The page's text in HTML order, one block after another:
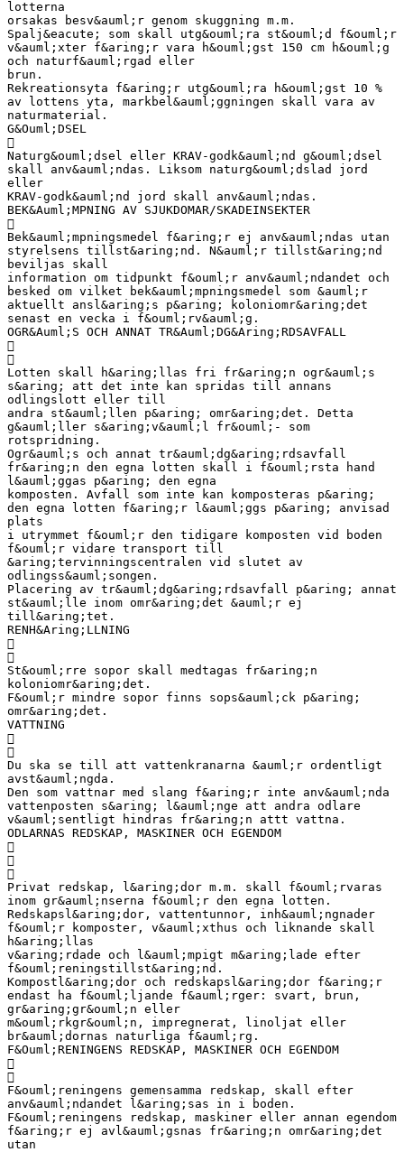
lotterna
orsakas besv&auml;r genom skuggning m.m.
Spalj&eacute; som skall utg&ouml;ra st&ouml;d f&ouml;r
v&auml;xter f&aring;r vara h&ouml;gst 150 cm h&ouml;g
och naturf&auml;rgad eller
brun.
Rekreationsyta f&aring;r utg&ouml;ra h&ouml;gst 10 %
av lottens yta, markbel&auml;ggningen skall vara av
naturmaterial.
G&Ouml;DSEL

Naturg&ouml;dsel eller KRAV-godk&auml;nd g&ouml;dsel
skall anv&auml;ndas. Liksom naturg&ouml;dslad jord
eller
KRAV-godk&auml;nd jord skall anv&auml;ndas.
BEK&Auml;MPNING AV SJUKDOMAR/SKADEINSEKTER

Bek&auml;mpningsmedel f&aring;r ej anv&auml;ndas utan
styrelsens tillst&aring;nd. N&auml;r tillst&aring;nd
beviljas skall
information om tidpunkt f&ouml;r anv&auml;ndandet och
besked om vilket bek&auml;mpningsmedel som &auml;r
aktuellt ansl&aring;s p&aring; koloniomr&aring;det
senast en vecka i f&ouml;rv&auml;g.
OGR&Auml;S OCH ANNAT TR&Auml;DG&Aring;RDSAVFALL


Lotten skall h&aring;llas fri fr&aring;n ogr&auml;s
s&aring; att det inte kan spridas till annans
odlingslott eller till
andra st&auml;llen p&aring; omr&aring;det. Detta
g&auml;ller s&aring;v&auml;l fr&ouml;- som
rotspridning.
Ogr&auml;s och annat tr&auml;dg&aring;rdsavfall
fr&aring;n den egna lotten skall i f&ouml;rsta hand
l&auml;ggas p&aring; den egna
komposten. Avfall som inte kan komposteras p&aring;
den egna lotten f&aring;r l&auml;ggs p&aring; anvisad
plats
i utrymmet f&ouml;r den tidigare komposten vid boden
f&ouml;r vidare transport till
&aring;tervinningscentralen vid slutet av
odlingss&auml;songen.
Placering av tr&auml;dg&aring;rdsavfall p&aring; annat
st&auml;lle inom omr&aring;det &auml;r ej
till&aring;tet.
RENH&Aring;LLNING


St&ouml;rre sopor skall medtagas fr&aring;n
koloniomr&aring;det.
F&ouml;r mindre sopor finns sops&auml;ck p&aring;
omr&aring;det.
VATTNING


Du ska se till att vattenkranarna &auml;r ordentligt
avst&auml;ngda.
Den som vattnar med slang f&aring;r inte anv&auml;nda
vattenposten s&aring; l&auml;nge att andra odlare
v&auml;sentligt hindras fr&aring;n attt vattna.
ODLARNAS REDSKAP, MASKINER OCH EGENDOM



Privat redskap, l&aring;dor m.m. skall f&ouml;rvaras
inom gr&auml;nserna f&ouml;r den egna lotten.
Redskapsl&aring;dor, vattentunnor, inh&auml;ngnader
f&ouml;r komposter, v&auml;xthus och liknande skall
h&aring;llas
v&aring;rdade och l&auml;mpigt m&aring;lade efter
f&ouml;reningstillst&aring;nd.
Kompostl&aring;dor och redskapsl&aring;dor f&aring;r
endast ha f&ouml;ljande f&auml;rger: svart, brun,
gr&aring;gr&ouml;n eller
m&ouml;rkgr&ouml;n, impregnerat, linoljat eller
br&auml;dornas naturliga f&auml;rg.
F&Ouml;RENINGENS REDSKAP, MASKINER OCH EGENDOM


F&ouml;reningens gemensamma redskap, skall efter
anv&auml;ndandet l&aring;sas in i boden.
F&ouml;reningens redskap, maskiner eller annan egendom
f&aring;r ej avl&auml;gsnas fr&aring;n omr&aring;det
utan